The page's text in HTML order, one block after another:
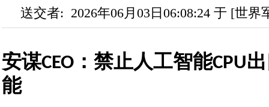
送交者: 2026年06月03日06:08:24 于 [世
安谋CEO：禁止人工智能CPU
能